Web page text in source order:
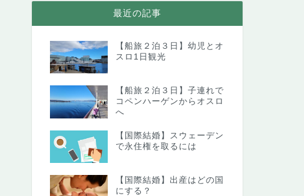
最近の記事
【船旅２泊３日】幼児とオ
スロ1日観光
【船旅２泊３日】子連れで
コペンハーゲンからオスロ
へ
【国際結婚】スウェーデン
で永住権を取るには
【国際結婚】出産はどの国
にする？